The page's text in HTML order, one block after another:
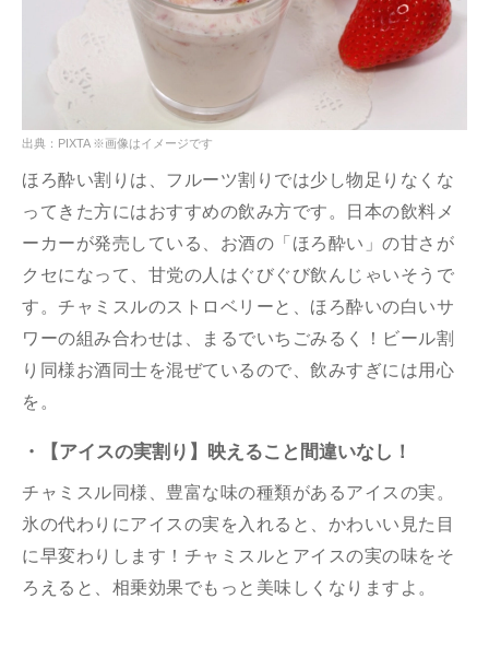
出典：PIXTA ※画像はイメージです
ほろ酔い割りは、フルーツ割りでは少し物足りなくな
ってきた方にはおすすめの飲み方です。日本の飲料メ
ーカーが発売している、お酒の「ほろ酔い」の甘さが
クセになって、甘党の人はぐびぐび飲んじゃいそうで
す。チャミスルのストロベリーと、ほろ酔いの白いサ
ワーの組み合わせは、まるでいちごみるく！ビール割
り同様お酒同士を混ぜているので、飲みすぎには用心
を。
・【アイスの実割り】映えること間違いなし！
チャミスル同様、豊富な味の種類があるアイスの実。
氷の代わりにアイスの実を入れると、かわいい見た目
に早変わりします！チャミスルとアイスの実の味をそ
ろえると、相乗効果でもっと美味しくなりますよ。